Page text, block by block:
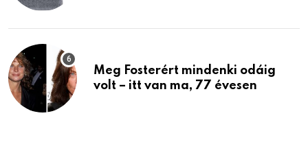
Meg Fosterért mindenki odáig
volt – itt van ma, 77 évesen